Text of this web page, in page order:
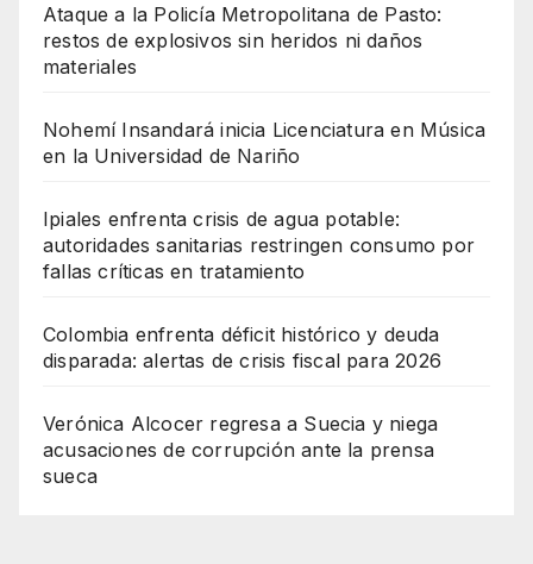
Ataque a la Policía Metropolitana de Pasto:
restos de explosivos sin heridos ni daños
materiales
Nohemí Insandará inicia Licenciatura en Música
en la Universidad de Nariño
Ipiales enfrenta crisis de agua potable:
autoridades sanitarias restringen consumo por
fallas críticas en tratamiento
Colombia enfrenta déficit histórico y deuda
disparada: alertas de crisis fiscal para 2026
Verónica Alcocer regresa a Suecia y niega
acusaciones de corrupción ante la prensa
sueca